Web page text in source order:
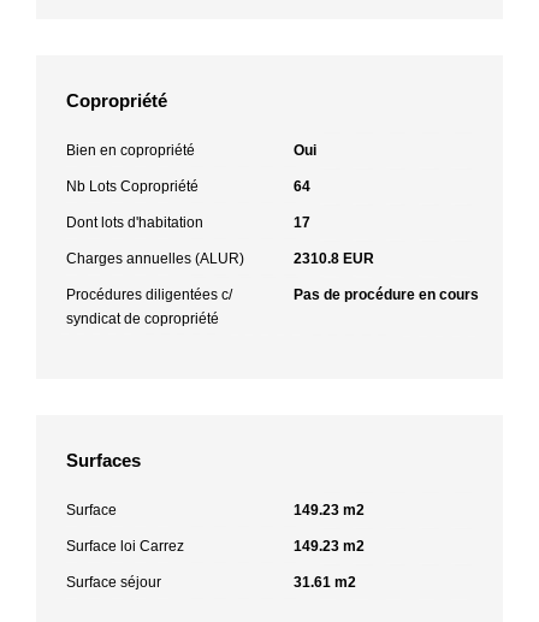
Copropriété
Bien en copropriété Oui
Nb Lots Copropriété 64
Dont lots d'habitation 17
Charges annuelles (ALUR) 2310.8 EUR
Procédures diligentées c/
syndicat de copropriété
Pas de procédure en cours
Surfaces
Surface 149.23 m2
Surface loi Carrez 149.23 m2
Surface séjour 31.61 m2